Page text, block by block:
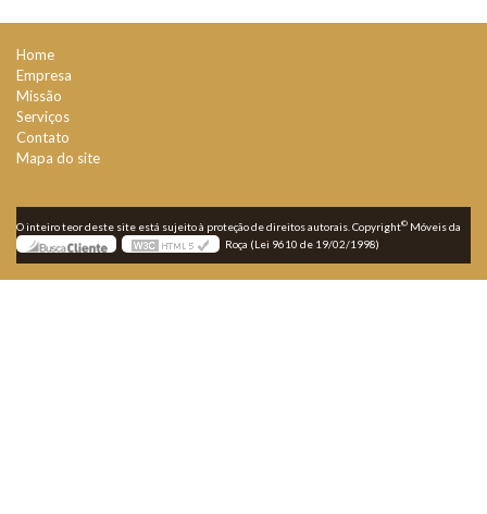
Home
Empresa
Missão
Serviços
Contato
Mapa do site
O inteiro teor deste site está sujeito à proteção de direitos autorais. Copyright© Móveis da
Roça (Lei 9610 de 19/02/1998)